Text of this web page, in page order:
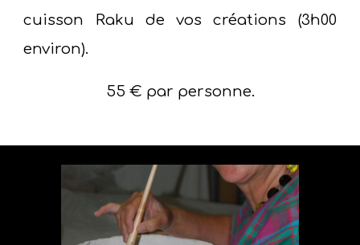
cuisson Raku de vos créations (3h00
environ).
55 € par personne.